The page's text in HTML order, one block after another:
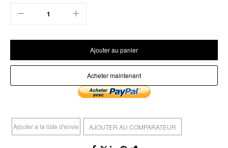
Ajouter au panier
Acheter maintenant
Ajouter a la liste d'envie AJOUTER AU COMPARATEUR